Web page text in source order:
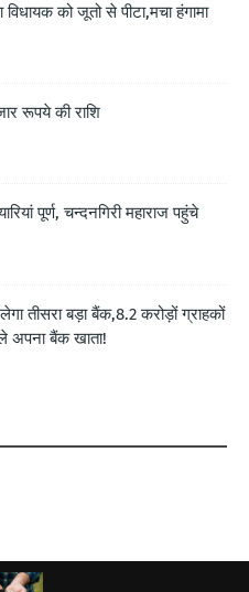
को जूतो से पीटा,मचा हंगामा
रूपये की राशि
पूर्ण, चन्दनगिरी महाराज पहुंचे
तीसरा बड़ा बैंक,8.2 करोड़ों ग्राहकों
अपना बैंक खाता!